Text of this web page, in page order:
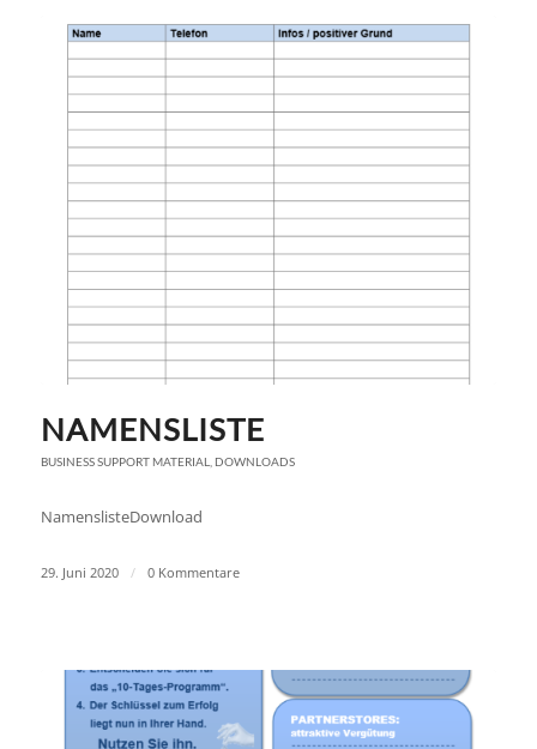
NAMENSLISTE
BUSINESS SUPPORT MATERIAL DOWNLOADS
NamenslisteDownload
29. Juni 2020 / 0 Kommentare